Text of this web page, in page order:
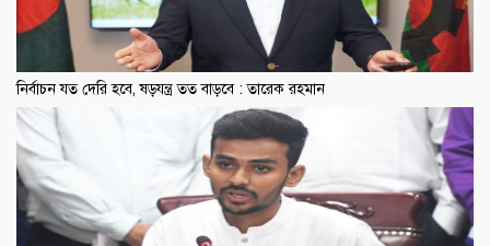
নির্বাচন যত দেরি হবে, ষড়যন্ত্র তত বাড়বে : তারেক রহমান